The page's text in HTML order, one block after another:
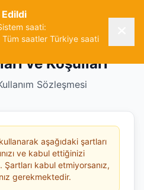
Edildi
saati:
saatler Türkiye saati
ve Koşulları
Sözleşmesi
aşağıdaki şartları
ve kabul ettiğinizi
kabul etmiyorsanız,
gerekmektedir.